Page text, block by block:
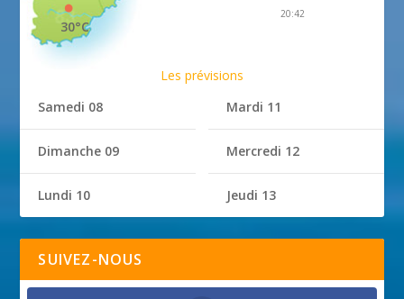
30°C
20:42
Les prévisions
Samedi 08
Dimanche 09
Lundi 10
Mardi 11
Mercredi 12
Jeudi 13
SUIVEZ-NOUS